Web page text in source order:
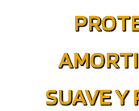
SUAVE Y